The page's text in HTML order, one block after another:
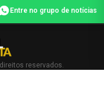
reservados.
Entre no grupo de notícias